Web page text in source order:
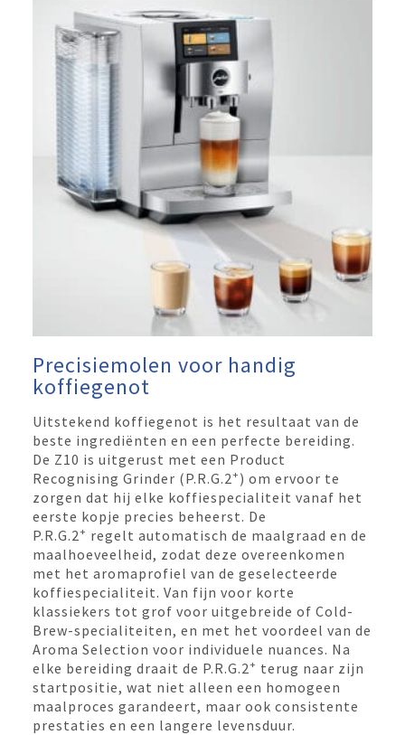
Precisiemolen voor handig
koffiegenot
Uitstekend koffiegenot is het resultaat van de
beste ingrediënten en een perfecte bereiding.
De Z10 is uitgerust met een Product
Recognising Grinder (P.R.G.2+ ) om ervoor te
zorgen dat hij elke koffiespecialiteit vanaf het
eerste kopje precies beheerst. De
P.R.G.2+ regelt automatisch de maalgraad en de
maalhoeveelheid, zodat deze overeenkomen
met het aromaprofiel van de geselecteerde
koffiespecialiteit. Van fijn voor korte
klassiekers tot grof voor uitgebreide of Cold-
Brew-specialiteiten, en met het voordeel van de
Aroma Selection voor individuele nuances. Na
elke bereiding draait de P.R.G.2+ terug naar zijn
startpositie, wat niet alleen een homogeen
maalproces garandeert, maar ook consistente
prestaties en een langere levensduur.